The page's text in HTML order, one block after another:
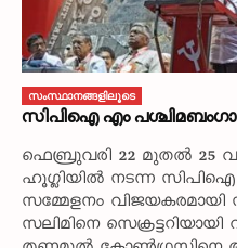
സംസ്ഥാനങ്ങളിലൂടെ
സിപിഐ എം
ഫെബ്രുവരി 22 മുതൽ 25
ഹൂഗ്ലിയിൽ നടന്ന
സമ്മേളനം വിജയകരമായി
സലിമിനെ